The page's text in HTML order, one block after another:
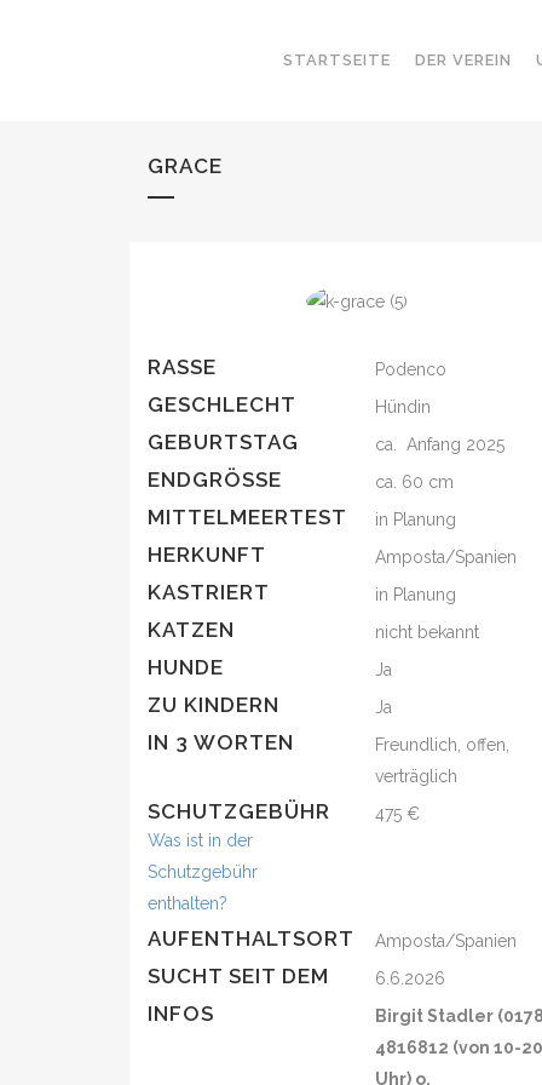
STARTSEITE DER VEREIN
GRACE
RASSE Podenco
GESCHLECHT Hündin
GEBURTSTAG ca. Anfang 2025
ENDGRÖSSE ca. 60 cm
MITTELMEERTEST in Planung
HERKUNFT Amposta/Spanien
KASTRIERT in Planung
KATZEN nicht bekannt
HUNDE Ja
ZU KINDERN Ja
IN 3 WORTEN
Freundlich, offen,
verträglich
SCHUTZGEBÜHR
Was ist in der
Schutzgebühr
enthalten?
475 €
AUFENTHALTSORT Amposta/Spanien
SUCHT SEIT DEM 6.6.2026
INFOS
Birgit Stadler
4816812 (von 10-20
Uhr) o.